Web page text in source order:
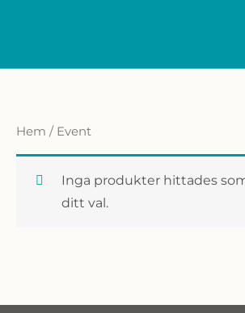
Hem / Event
Inga produkter hittades
ditt val.